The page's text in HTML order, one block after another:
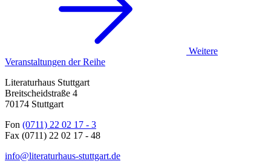
Weitere
Veranstaltungen der Reihe
Literaturhaus Stuttgart
Breitscheidstraße 4
70174 Stuttgart
Fon (0711) 22 02 17 - 3
Fax (0711) 22 02 17 - 48
info@literaturhaus-stuttgart.de